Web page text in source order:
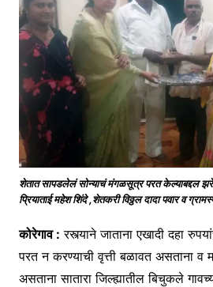
शेतात सापडलेलं सोन्याचं मंगळसूत्र परत केल्याबद्दल
प्रियाताई महेश शिंदे ,शेतकरी विठ्ठल दादा पवार व
कोरेगाव : रस्त्याने जाताना एखादी दहा
परत न करण्याची वृत्ती बळावत असताना व
असताना सातारा जिल्ह्यातील बिचुकले